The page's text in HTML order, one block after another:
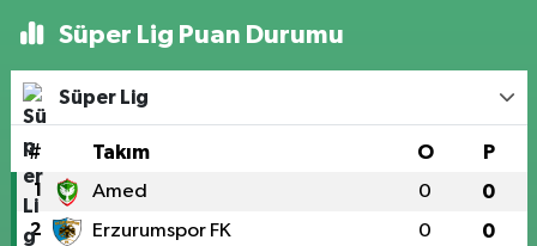
Süper Lig Puan Durumu
Süper Lig
# Takım O P
1 Amed 0 0
2 Erzurumspor FK 0 0